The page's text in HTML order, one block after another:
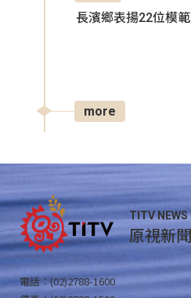
長濱鄉表揚22位模
more
TITV NEWS
原視新
電話：(02)2788-1600